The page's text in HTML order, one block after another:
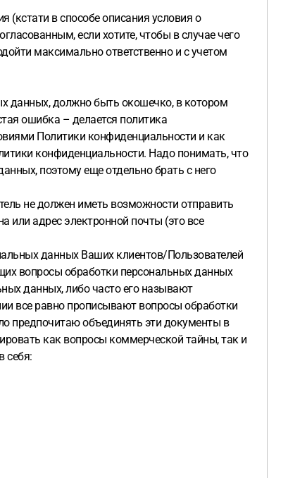
в способе описания условия о
если хотите, чтобы в случае чего
максимально ответственно и с учетом
данных, должно быть окошечко, в котором
ошибка – делается политика
Политики конфиденциальности и как
конфиденциальности. Надо понимать, что
поэтому еще отдельно брать с него
не должен иметь возможности отправить
или адрес электронной почты (это все
данных Ваших клиентов/Пользователей
вопросы обработки персональных данных
данных, либо часто его называют
все равно прописывают вопросы обработки
предпочитаю объединять эти документы в
как вопросы коммерческой тайны, так и
себя: